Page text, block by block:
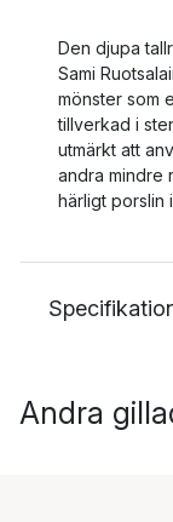
Den djupa
Sami
mönster som
tillverkad i
utmärkt att
andra mindre
härligt porslin
Andra